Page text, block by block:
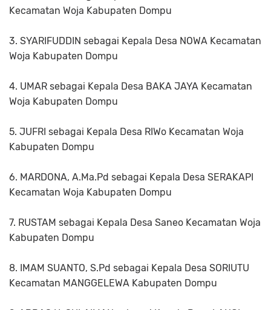
Kecamatan Woja Kabupaten Dompu
3. SYARIFUDDIN sebagai Kepala Desa NOWA Kecamatan
Woja Kabupaten Dompu
4. UMAR sebagai Kepala Desa BAKA JAYA Kecamatan
Woja Kabupaten Dompu
5. JUFRI sebagai Kepala Desa RIWo Kecamatan Woja
Kabupaten Dompu
6. MARDONA, A.Ma.Pd sebagai Kepala Desa SERAKAPI
Kecamatan Woja Kabupaten Dompu
7. RUSTAM sebagai Kepala Desa Saneo Kecamatan Woja
Kabupaten Dompu
8. IMAM SUANTO, S.Pd sebagai Kepala Desa SORIUTU
Kecamatan MANGGELEWA Kabupaten Dompu